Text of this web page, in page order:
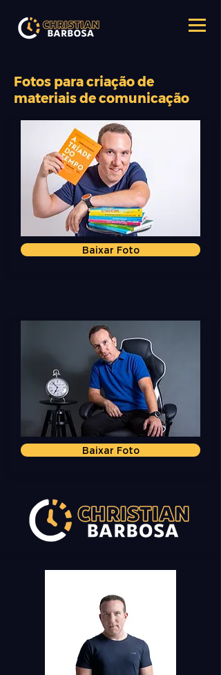
Fotos para criação de
materiais de comunicação
Baixar Foto
Baixar Foto